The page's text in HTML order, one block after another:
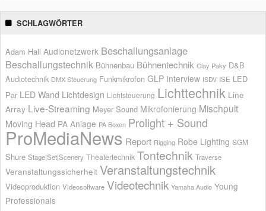
SCHLAGWÖRTER
Adam Hall Audionetzwerk Beschallungsanlage
Beschallungstechnik Bühnenbau Bühnentechnik Clay Paky D&B
Audiotechnik DMX Steuerung Funkmikrofon GLP Interview ISDV ISE LED
Par LED Wand Lichtdesign Lichtsteuerung Lichttechnik Line
Array Live-Streaming Meyer Sound Mikrofonierung Mischpult
Moving Head PA Anlage PA Boxen Prolight + Sound
ProMediaNews Report Rigging Robe Lighting SGM
Shure Stage|Set|Scenery Theatertechnik Tontechnik Traverse
Veranstaltungssicherheit Veranstaltungstechnik
Videoproduktion Videosoftware Videotechnik Yamaha Audio Young
Professionals